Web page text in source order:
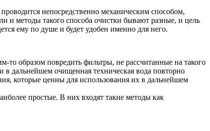
непосредственно механическим способом,
и методы такого способа очистки бывают разные, и цель
ему по душе и будет удобен именно для него.
то образом повредить фильтры, не рассчитанные на такого
в дальнейшем очищенная техническая вода повторно
которые ценны для использования их в дальнейшем
простые. В них входят такие методы как